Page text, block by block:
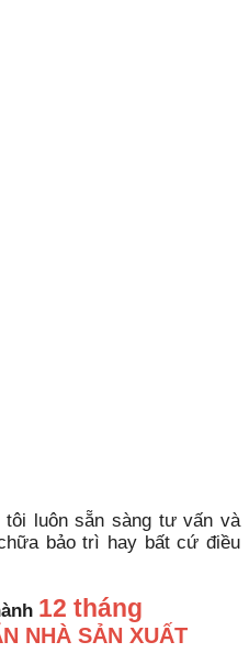
luôn sẵn sàng tư vấn và
bảo trì hay bất cứ điều
12 tháng
NHÀ SẢN XUẤT